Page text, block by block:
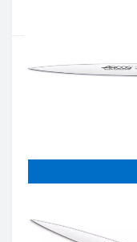
Наявність:Є в
Введіть номер